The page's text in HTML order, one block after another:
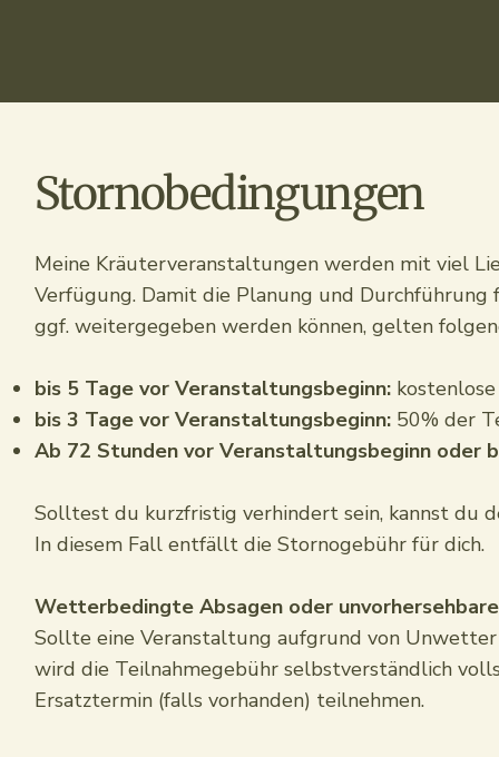
Stornobedingungen
Meine Kräuterveranstaltungen werden mit viel
Verfügung. Damit die Planung und
ggf. weitergegeben werden können, gelten
bis 5 Tage vor Veranstaltungsbeginn:
bis 3 Tage vor Veranstaltungsbeginn: 50% der
Ab 72 Stunden vor Veranstaltungsbeginn oder
Solltest du kurzfristig verhindert sein, kannst du
In diesem Fall entfällt die Stornogebühr für dich.
Wetterbedingte Absagen oder
Sollte eine Veranstaltung aufgrund von
wird die Teilnahmegebühr selbstverständlich
Ersatztermin (falls vorhanden) teilnehmen.